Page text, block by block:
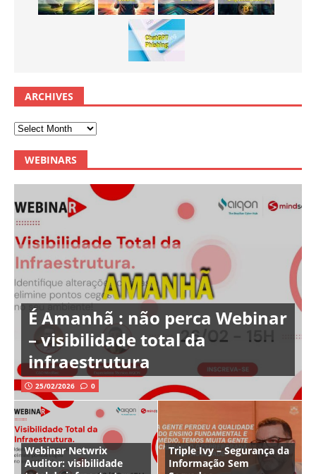
ARCHIVES
WEBINARS
É Amanhã : não perca Webinar
– visibilidade total da
infraestrutura
25/02/2026 0
Webinar Netwrix
Auditor: visibilidade
Triple Ivy – Segurança da
Informação Sem